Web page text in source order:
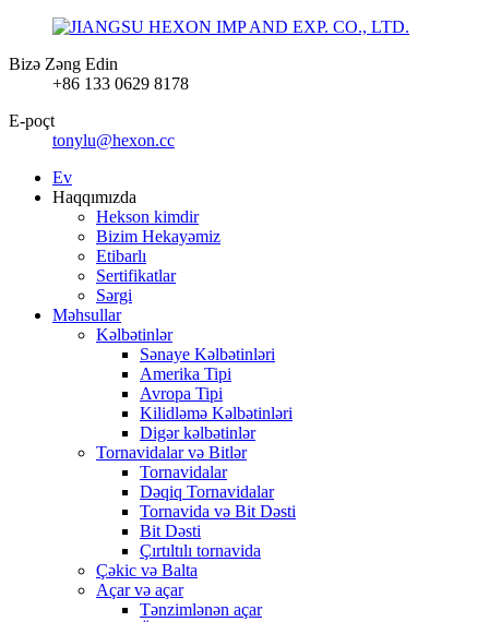
Bizə Zəng Edin
+86 133 0629 8178
E-poçt
tonylu@hexon.cc
Ev
Haqqımızda
Hekson kimdir
Bizim Hekayəmiz
Etibarlı
Sertifikatlar
Sərgi
Məhsullar
Kəlbətinlər
Sənaye Kəlbətinləri
Amerika Tipi
Avropa Tipi
Kilidləmə Kəlbətinləri
Digər kəlbətinlər
Tornavidalar və Bitlər
Tornavidalar
Dəqiq Tornavidalar
Tornavida və Bit Dəsti
Bit Dəsti
Çırtıltılı tornavida
Çəkic və Balta
Açar və açar
Tənzimlənən açar